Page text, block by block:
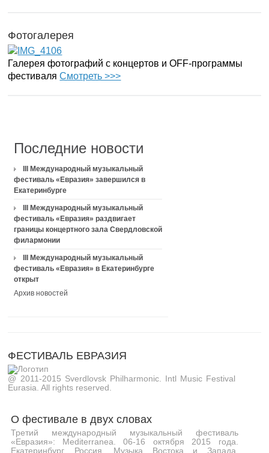
Фотогалерея
Галерея фотографий с концертов и OFF-программы
фестиваляСмотреть >>>
Последние новости
III Международный музыкальный
фестиваль «Евразия» завершился в
Екатеринбурге
III Международный музыкальный
фестиваль «Евразия» раздвигает
границы концертного зала Свердловской
филармонии
III Международный музыкальный
фестиваль «Евразия» в Екатеринбурге
открыт
Архив новостей
ФЕСТИВАЛЬ ЕВРАЗИЯ
@ 2011-2015 Sverdlovsk Philharmonic. Intl Music Festival
Eurasia. All rights reserved.
О фестивале в двух словах
Третий международный музыкальный фестиваль
«Евразия»: Mediterranea. 06-16 октября 2015 года.
Екатеринбург, Россия. Музыка Востока и Запада,